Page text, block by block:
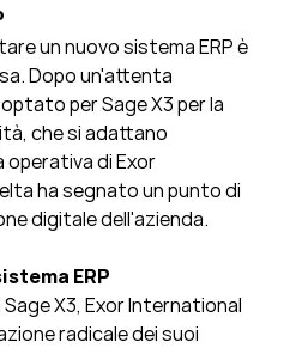
un nuovo sistema ERP è
Dopo un'attenta
per Sage X3 per la
che si adattano
di Exor
ha segnato un punto di
digitale dell'azienda.
ERP
X3, Exor International
radicale dei suoi